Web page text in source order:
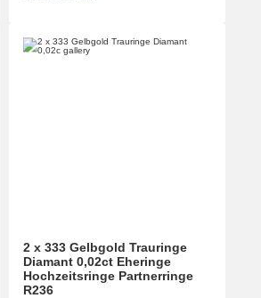
2 x 333 Gelbgold Trauringe
Diamant 0,02ct Eheringe
Hochzeitsringe Partnerringe
R236